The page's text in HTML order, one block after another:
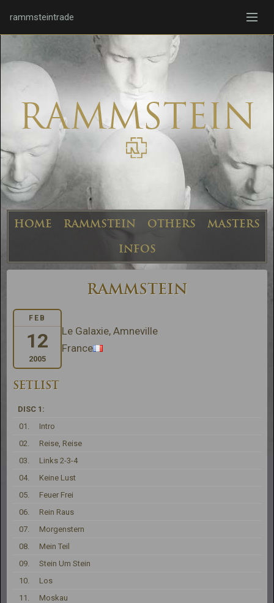
rammsteintrade
HOME RAMMSTEIN OTHERS
MASTERS
INFOS
RAMMSTEIN
FEB
12
2005
Le Galaxie, Amneville
France
SETLIST
DISC 1:
01.
Intro
02.
Reise, Reise
03.
Links 2-3-4
04.
Keine Lust
05.
Feuer Frei
06.
Rein Raus
07.
Morgenstern
08.
Mein Teil
09.
Stein Um Stein
10.
Los
11.
Moskau